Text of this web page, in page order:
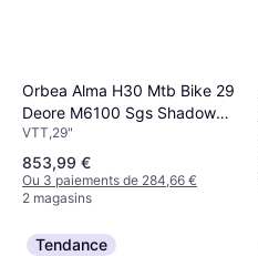
Orbea Alma H30 Mtb Bike 29
Deore M6100 Sgs Shadow
Plus
VTT,29"
853,99 €
Ou 3 paiements de 284,66 €
2 magasins
Tendance